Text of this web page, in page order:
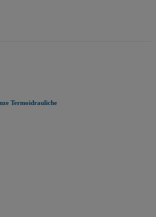
Termoidrauliche